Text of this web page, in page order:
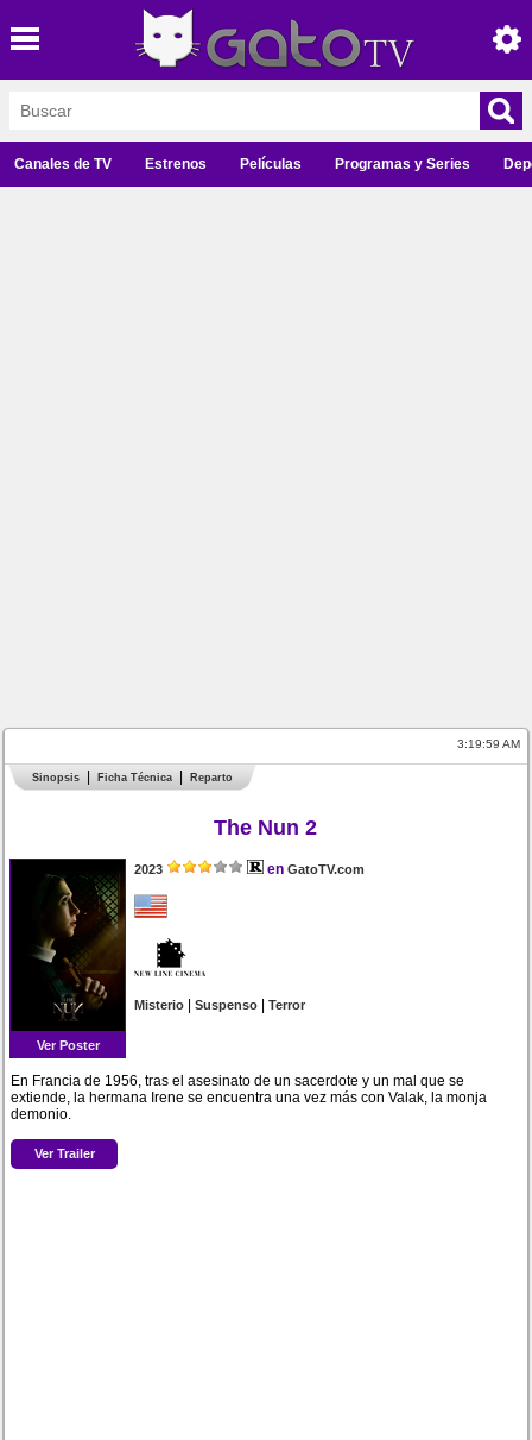
Canales de TV Estrenos Películas Programas y Series
3:19:59 AM
Sinopsis Ficha Técnica Reparto
The Nun 2
Ver Poster
2023 en GatoTV.com
Misterio |Suspenso |Terror
En Francia de 1956, tras el asesinato de un sacerdote y un mal que se
extiende, la hermana Irene se encuentra una vez más con Valak, la monja
demonio.
Ver Trailer